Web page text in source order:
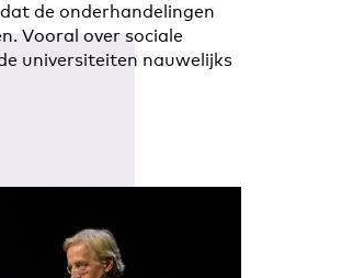
de onderhandelingen
Vooral over sociale
universiteiten nauwelijks